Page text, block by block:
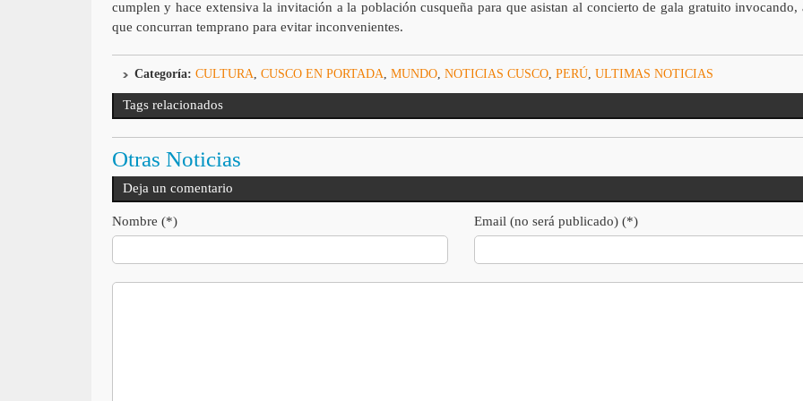
cumplen y hace extensiva la invitación a la población cusqueña para que asistan al concierto de gala gratuito invocando,
que concurran temprano para evitar inconvenientes.
Categoría: CULTURA CUSCO EN PORTADA MUNDO, NOTICIAS CUSCO, PERÚ, ULTIMAS NOTICIAS
Tags relacionados
Otras Noticias
Deja un comentario
Nombre (*) Email (no será publicado) (*)